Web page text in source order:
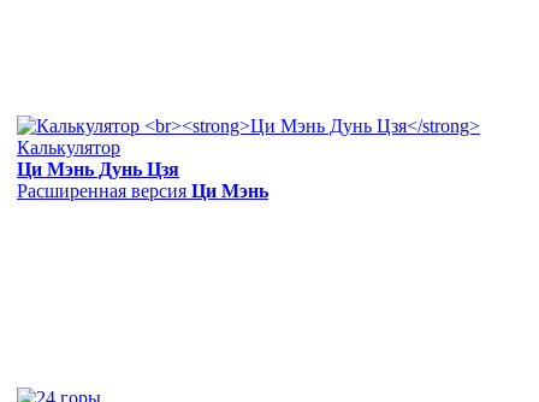
Калькулятор
Ци Мэнь Дунь Цзя
Расширенная версия Ци Мэнь